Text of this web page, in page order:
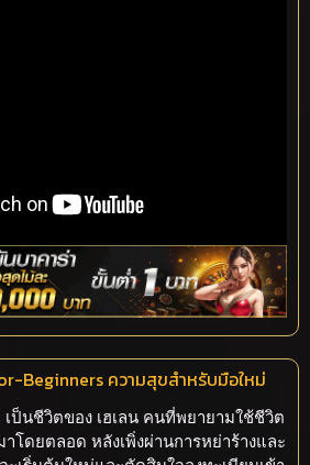
Beginners ความสุขสำหรับมือใหม่
ป็นชีวิตของ เฮเลน คนที่พยายามใช้ชีวิต
โดยตลอด หลังเพิ่งผ่านการหย่าร้างและ